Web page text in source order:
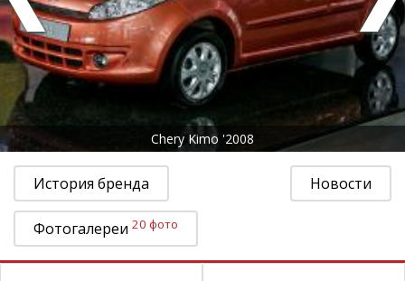
Chery Kimo '2008
История бренда Новости
Фотогалереи 20 фото